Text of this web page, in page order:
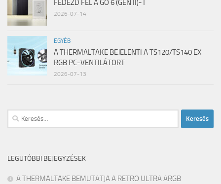
FEDEZD FEL A GO 6 (GEN II)-T
2026-07-14
EGYÉB
A THERMALTAKE BEJELENTI A TS120/TS140 EX
RGB PC-VENTILÁTORT
2026-07-13
Keresés:
LEGUTÓBBI BEJEGYZÉSEK
A THERMALTAKE BEMUTATJA A RETRO ULTRA ARGB